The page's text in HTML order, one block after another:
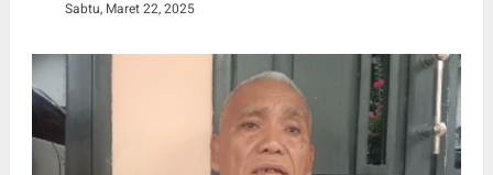
Sabtu, Maret 22, 2025